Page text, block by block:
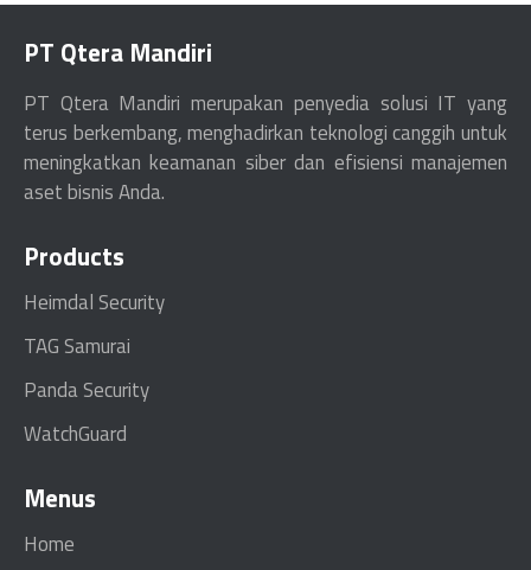
PT Qtera Mandiri
PT Qtera Mandiri merupakan penyedia solusi IT yang
terus berkembang, menghadirkan teknologi canggih untuk
meningkatkan keamanan siber dan efisiensi manajemen
aset bisnis Anda.
Products
Heimdal Security
TAG Samurai
Panda Security
WatchGuard
Menus
Home